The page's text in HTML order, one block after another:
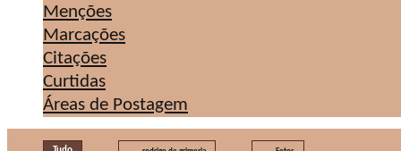
Menções
Marcações
Citações
Curtidas
Áreas de Postagem